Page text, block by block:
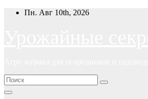
ПерейтиПн. Авг 10th, 2026